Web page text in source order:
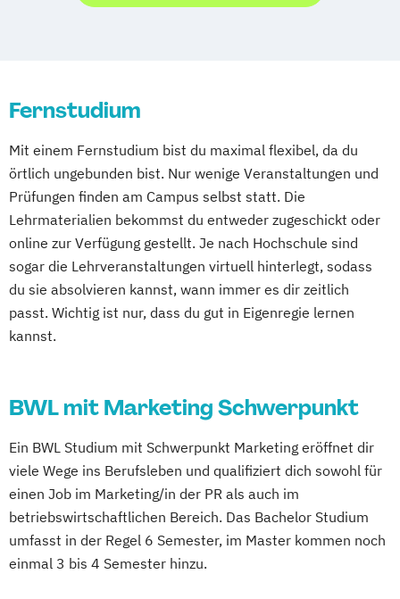
Fernstudium
Mit einem Fernstudium bist du maximal flexibel, da du
örtlich ungebunden bist. Nur wenige Veranstaltungen und
Prüfungen finden am Campus selbst statt. Die
Lehrmaterialien bekommst du entweder zugeschickt oder
online zur Verfügung gestellt. Je nach Hochschule sind
sogar die Lehrveranstaltungen virtuell hinterlegt, sodass
du sie absolvieren kannst, wann immer es dir zeitlich
passt. Wichtig ist nur, dass du gut in Eigenregie lernen
kannst.
BWL mit Marketing Schwerpunkt
Ein BWL Studium mit Schwerpunkt Marketing eröffnet dir
viele Wege ins Berufsleben und qualifiziert dich sowohl für
einen Job im Marketing/in der PR als auch im
betriebswirtschaftlichen Bereich. Das Bachelor Studium
umfasst in der Regel 6 Semester, im Master kommen noch
einmal 3 bis 4 Semester hinzu.